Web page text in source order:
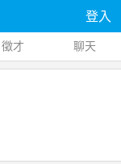
登入
徵才 聊天